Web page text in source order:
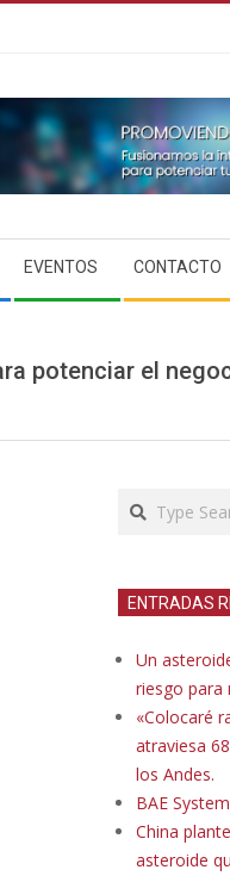
EVENTOS CONTACTO
potenciar el
Search
ENTRADAS
Un
riesgo para
«Colocaré
atraviesa
los Andes.
BAE
China
asteroide